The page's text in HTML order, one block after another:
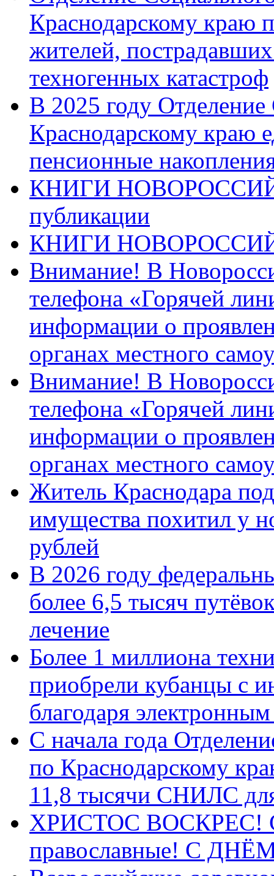
Краснодарскому краю
жителей,
техногенных катастроф
В 2025 году
Краснодарскому краю
пенсионные
КНИГИ
публикации
КНИГИ
Внимание! В
телефона «Горячей
информации о
органах местного
Внимание! В
телефона «Горячей
информации о
органах местного
Житель Краснодара
имущества похитил у
рублей
В 2026 году
более 6,5 тысяч
лечение
Более 1 миллиона
приобрели кубанцы с
благодаря
С начала года
по Краснодарскому
11,8 тысячи СНИЛС
ХРИСТОС ВОСКРЕС! С
православные! C